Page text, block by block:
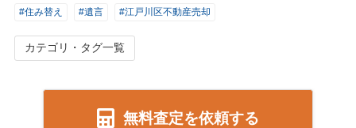
#住み替え #遺言 #江戸川区不動産売却
カテゴリ・タグ一覧
無料査定を依頼する